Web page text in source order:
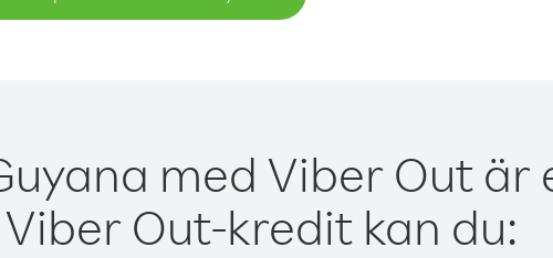
med Viber Out är
Out-kredit kan du: